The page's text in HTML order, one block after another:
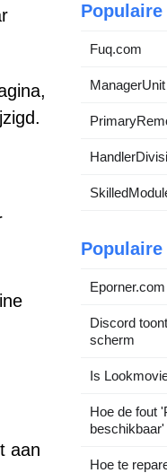
aan
Fuq.com
ManagerUnit
Eporner.com
Discord
scherm
Is
Hoe de fout
Hoe te